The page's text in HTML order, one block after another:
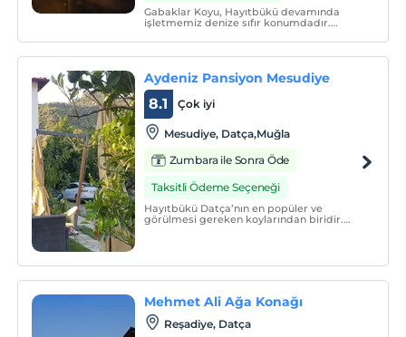
Gabaklar Koyu, Hayıtbükü devamında
işletmemiz denize sıfır konumdadır.
bir tesistir.
Aydeniz Pansiyon Mesudiye
Çok iyi
8.1
Mesudiye, Datça,Muğla
Zumbara ile Sonra Öde
Taksitli Ödeme Seçeneği
Hayıtbükü Datça’nın en popüler ve
görülmesi gereken koylarından biridir.
yılın yorgunluğunu atmak için en uygun
Mehmet Ali Ağa Konağı
Reşadiye, Datça